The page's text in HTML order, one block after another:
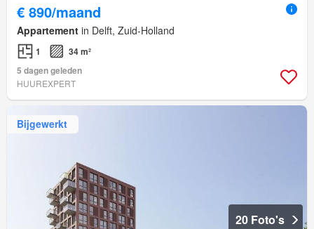
€ 890/maand
Appartement in Delft, Zuid-Holland
1
34 m²
5 dagen geleden
HUUREXPERT
Bijgewerkt
20 Foto's